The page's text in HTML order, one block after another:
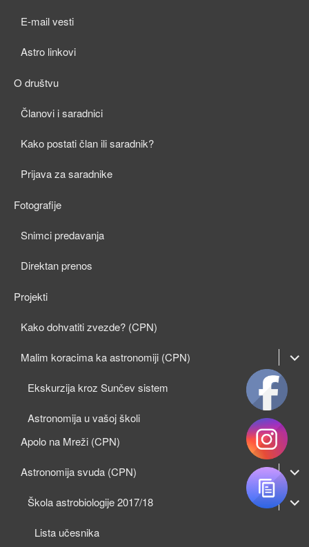
E-mail vesti
Astro linkovi
O društvu
Članovi i saradnici
Kako postati član ili saradnik?
Prijava za saradnike
Fotografije
Snimci predavanja
Direktan prenos
Projekti
Kako dohvatiti zvezde? (CPN)
Malim koracima ka astronomiji (CPN)
child
menu
Ekskurzija kroz Sunčev sistem
Astronomija u vašoj školi
Apolo na Mreži (CPN)
Astronomija svuda (CPN)
child
menu
Škola astrobiologije 2017/18
Lista učesnika